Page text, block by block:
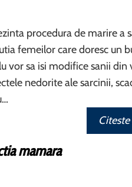
procedura de marire a
femeilor care doresc un
vor sa isi modifice sanii din
nedorite ale sarcinii,
mamara